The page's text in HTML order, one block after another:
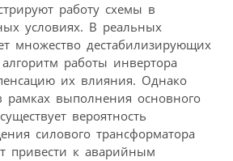
работу схемы в
условиях. В реальных
множество дестабилизирующих
работы инвертора
их влияния. Однако
рамках выполнения основного
вероятность
силового трансформатора
привести к аварийным